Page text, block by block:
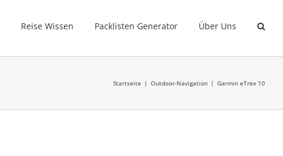
Reise Wissen Packlisten Generator Über Uns
Startseite Outdoor-Navigation Garmin eTrex 10